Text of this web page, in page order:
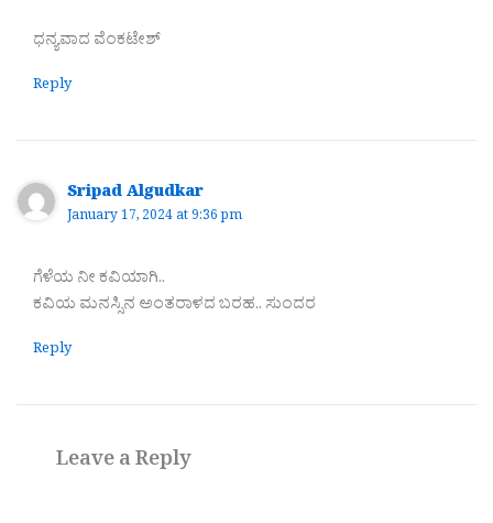
ಧನ್ಯವಾದ ವೆಂಕಟೇಶ್
Reply
Sripad Algudkar
January 17, 2024 at 9:36 pm
ಗೆಳೆಯ ನೀ ಕವಿಯಾಗಿ..
ಕವಿಯ ಮನಸ್ಸಿನ ಅಂತರಾಳದ ಬರಹ.. ಸುಂದರ
Reply
Leave a Reply